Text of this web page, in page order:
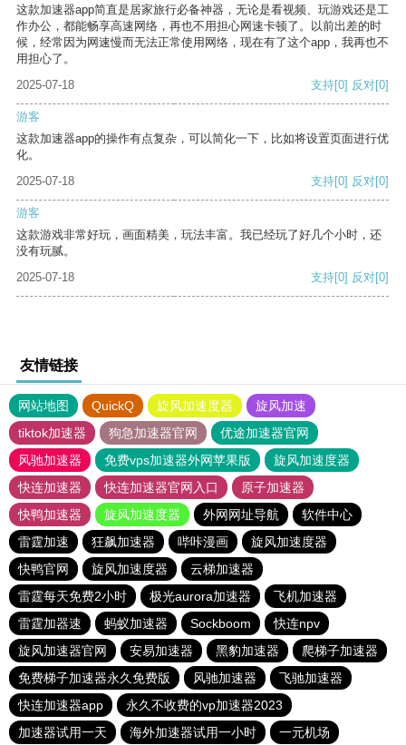
这款加速器app简直是居家旅行必备神器，无论是看视频、玩游戏还是工
作办公，都能畅享高速网络，再也不用担心网速卡顿了。以前出差的时
候，经常因为网速慢而无法正常使用网络，现在有了这个app，我再也不
用担心了。
2025-07-18
支持[0] 反对[0]
游客
这款加速器app的操作有点复杂，可以简化一下，比如将设置页面进行优
化。
2025-07-18
支持[0] 反对[0]
游客
这款游戏非常好玩，画面精美，玩法丰富。我已经玩了好几个小时，还
没有玩腻。
2025-07-18
支持[0] 反对[0]
友情链接
网站地图 QuickQ 旋风加速度器
旋风加速
tiktok加速器
狗急加速器官网
优途加速器官网
风驰加速器
免费vps加速器外网苹果版
旋风加速度器
快连加速器
快连加速器官网入口
原子加速器
快鸭加速器
旋风加速度器 外网网址导航
软件中心
雷霆加速
狂飙加速器 哔咔漫画
旋风加速度器
快鸭官网
旋风加速度器
云梯加速器
雷霆每天免费2小时
极光aurora加速器
飞机加速器
雷霆加器速
蚂蚁加速器 Sockboom
快连npv
旋风加速器官网
安易加速器 黑豹加速器
爬梯子加速器
免费梯子加速器永久免费版
风驰加速器
飞驰加速器
快连加速器app
永久不收费的vp加速器2023
加速器试用一天
海外加速器试用一小时 一元机场